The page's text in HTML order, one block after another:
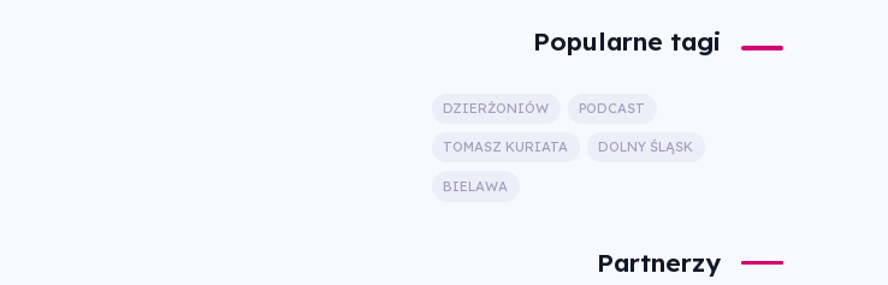
Popularne tagi
DZIERŻONIÓW PODCAST
TOMASZ KURIATA DOLNY ŚLĄSK
BIELAWA
Partnerzy